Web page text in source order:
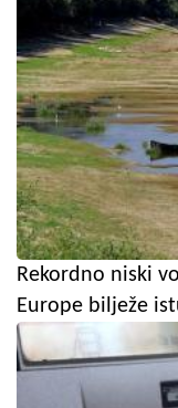
Rekordno niski
Europe bilježe